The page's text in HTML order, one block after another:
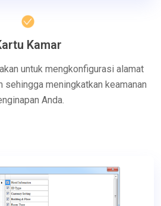
Kamar
untuk mengkonfigurasi alamat
sehingga meningkatkan keamanan
Anda.